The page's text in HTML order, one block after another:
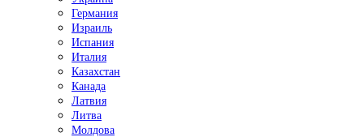
Германия
Израиль
Испания
Италия
Казахстан
Канада
Латвия
Литва
Молдова